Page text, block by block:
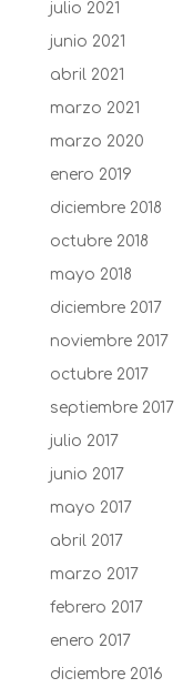
julio 2021
junio 2021
abril 2021
marzo 2021
marzo 2020
enero 2019
diciembre 2018
octubre 2018
mayo 2018
diciembre 2017
noviembre 2017
octubre 2017
septiembre 2017
julio 2017
junio 2017
mayo 2017
abril 2017
marzo 2017
febrero 2017
enero 2017
diciembre 2016